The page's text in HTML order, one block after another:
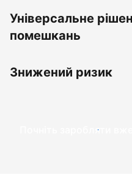
Універсальне
помешкань
Знижений ризик
Почніть заробляти вже